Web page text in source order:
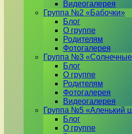
Видеогалерея
Группа №2 «Бабочки»
Блог
О группе
Родителям
Фотогалерея
Группа №3
Блог
О группе
Родителям
Фотогалерея
Видеогалерея
Группа №5 «Аленький
Блог
О группе